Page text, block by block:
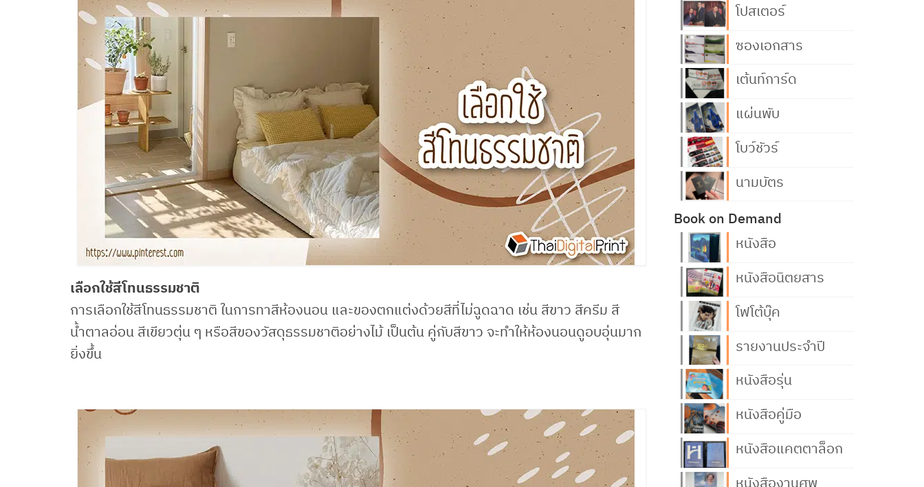
เลือกใช้สีโทนธรรมชาติ
การเลือกใช้สีโทนธรรมชาติ ในการทาสีห้องนอน และของตกแต่งด้วยสีที่ไม่ฉูดฉาด เช่น สีขาว สีครีม สี
น้ำตาลอ่อน สีเขียวตุ่น ๆ หรือสีของวัสดุธรรมชาติอย่างไม้ เป็นต้น คู่กับสีขาว จะทำให้ห้องนอนดูอบอุ่นมาก
ยิ่งขึ้น
โปสเตอร์
ซองเอกสาร
เต้นท์การ์ด
แผ่นพับ
โบว์ชัวร์
นามบัตร
Book on Demand
หนังสือ
หนังสือนิตยสาร
โฟโต้บุ๊ค
รายงานประจำปี
หนังสือรุ่น
หนังสือคู่มือ
หนังสือแคตตาล็อก
หนังสืองานศพ